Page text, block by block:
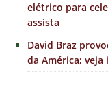
elétrico para
assista
David Braz
da América; veja